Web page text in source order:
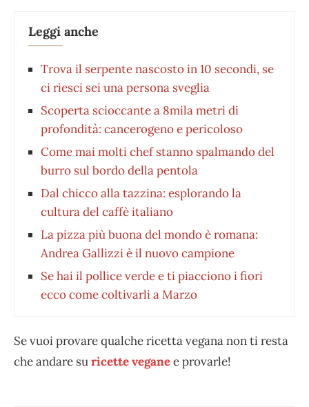
Leggi anche
Trova il serpente nascosto in 10 secondi, se
ci riesci sei una persona sveglia
Scoperta scioccante a 8mila metri di
profondità: cancerogeno e pericoloso
Come mai molti chef stanno spalmando del
burro sul bordo della pentola
Dal chicco alla tazzina: esplorando la
cultura del caffè italiano
La pizza più buona del mondo è romana:
Andrea Gallizzi è il nuovo campione
Se hai il pollice verde e ti piacciono i fiori
ecco come coltivarli a Marzo
Se vuoi provare qualche ricetta vegana non ti resta
che andare suricette veganee provarle!